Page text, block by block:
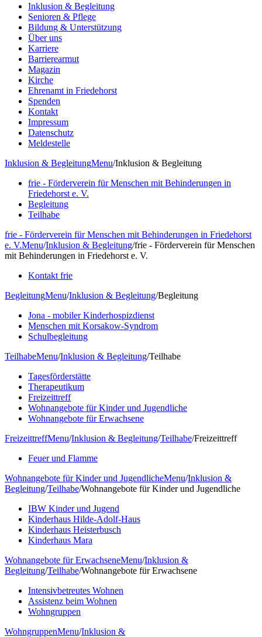
Inklusion & Begleitung
Senioren & Pflege
Bildung & Unterstützung
Über uns
Karriere
Barrierearmut
Magazin
Kirche
Ehrenamt in Friedehorst
Spenden
Kontakt
Impressum
Datenschutz
Meldestelle
Inklusion & BegleitungMenu/Inklusion & Begleitung
frie - Förderverein für Menschen mit Behinderungen in
Friedehorst e. V.
Begleitung
Teilhabe
frie - Förderverein für Menschen mit Behinderungen in Friedehorst
e. V.Menu/Inklusion & Begleitung/frie - Förderverein für Menschen
mit Behinderungen in Friedehorst e. V.
Kontakt frie
BegleitungMenu/Inklusion & Begleitung/Begleitung
Jona - mobiler Kinderhospizdienst
Menschen mit Korsakow-Syndrom
Schulbegleitung
TeilhabeMenu/Inklusion & Begleitung/Teilhabe
Tagesförderstätte
Therapeutikum
Freizeittreff
Wohnangebote für Kinder und Jugendliche
Wohnangebote für Erwachsene
FreizeittreffMenu/Inklusion & Begleitung/Teilhabe/Freizeittreff
Feuer und Flamme
Wohnangebote für Kinder und JugendlicheMenu/Inklusion &
Begleitung/Teilhabe/Wohnangebote für Kinder und Jugendliche
IBW Kinder und Jugend
Kinderhaus Hilde-Adolf-Haus
Kinderhaus Heisterbusch
Kinderhaus Mara
Wohnangebote für ErwachseneMenu/Inklusion &
Begleitung/Teilhabe/Wohnangebote für Erwachsene
Intensivbetreutes Wohnen
Assistenz beim Wohnen
Wohngruppen
WohngruppenMenu/Inklusion &